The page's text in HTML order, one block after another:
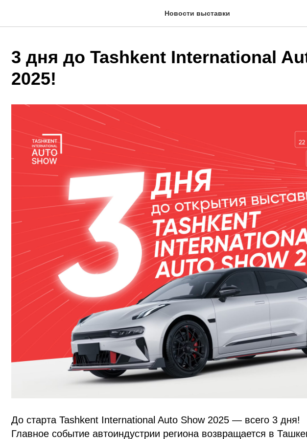
Новости выставки
3 дня до Tashkent International
2025!
До старта Tashkent International Auto Show 2025 — всего 3 дня!
Главное событие автоиндустрии региона возвращается в